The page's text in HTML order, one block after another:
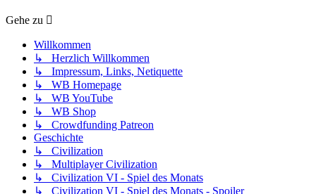
Gehe zu
Willkommen
↳ Herzlich Willkommen
↳ Impressum, Links, Netiquette
↳ WB Homepage
↳ WB YouTube
↳ WB Shop
↳ Crowdfunding Patreon
Geschichte
↳ Civilization
↳ Multiplayer Civilization
↳ Civilization VI - Spiel des Monats
↳ Civilization VI - Spiel des Monats - Spoiler